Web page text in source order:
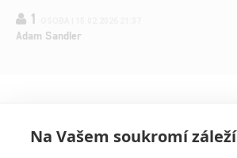
1
Adam Sandler
Na Vašem soukromí záleží